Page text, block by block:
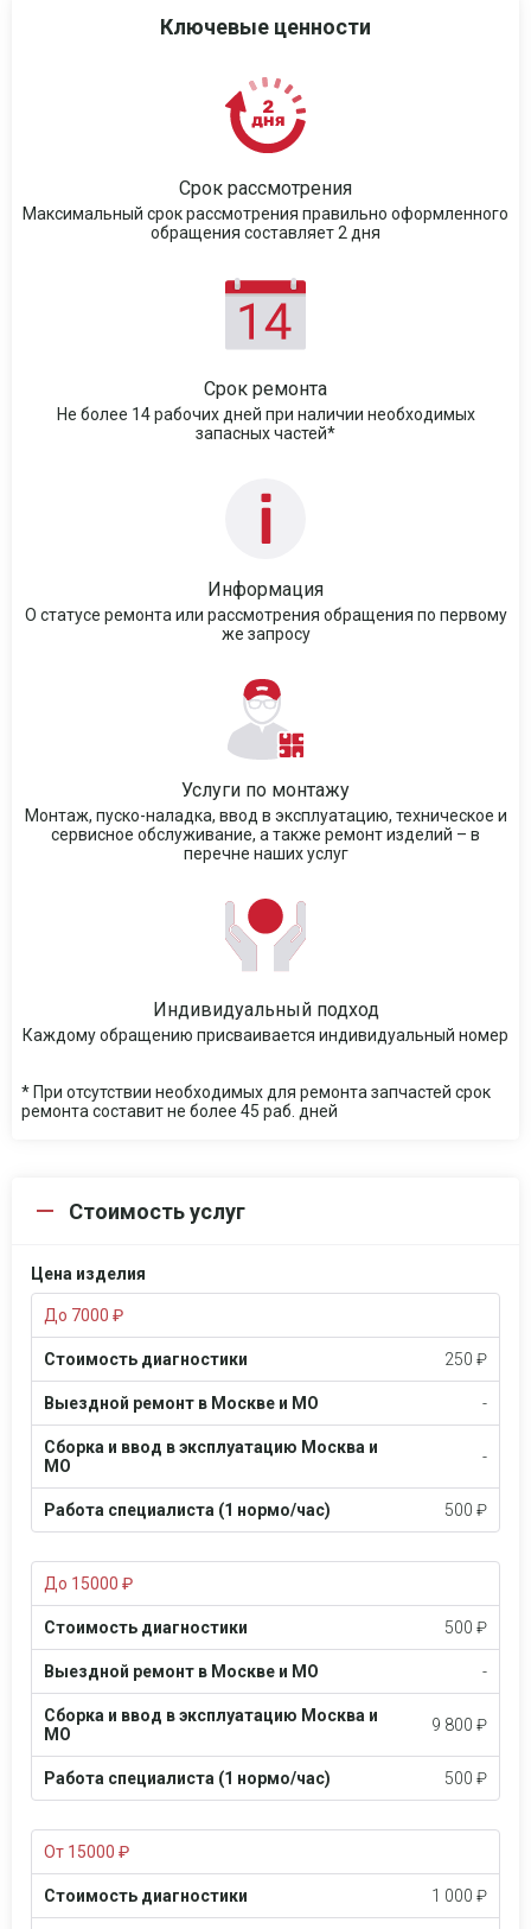
Ключевые ценности
Срок рассмотрения
Максимальный срок рассмотрения правильно оформленного
обращения составляет 2 дня
Срок ремонта
Не более 14 рабочих дней при наличии необходимых
запасных частей*
Информация
О статусе ремонта или рассмотрения обращения по первому
же запросу
Услуги по монтажу
Монтаж, пуско-наладка, ввод в эксплуатацию, техническое и
сервисное обслуживание, а также ремонт изделий – в
перечне наших услуг
Индивидуальный подход
Каждому обращению присваивается индивидуальный номер
* При отсутствии необходимых для ремонта запчастей срок
ремонта составит не более 45 раб. дней
Стоимость услуг
Цена изделия
До 7000 ₽
Стоимость диагностики 250 ₽
Выездной ремонт в Москве и МО -
Сборка и ввод в эксплуатацию Москва и
МО
-
Работа специалиста (1 нормо/час) 500 ₽
До 15000 ₽
Стоимость диагностики 500 ₽
Выездной ремонт в Москве и МО -
Сборка и ввод в эксплуатацию Москва и
МО
9 800 ₽
Работа специалиста (1 нормо/час) 500 ₽
От 15000 ₽
Стоимость диагностики 1 000 ₽